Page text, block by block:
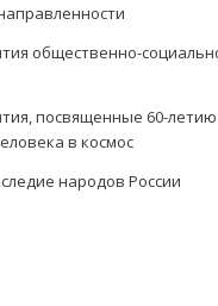
общественно-
посвященные 60-летию
в космос
народов России